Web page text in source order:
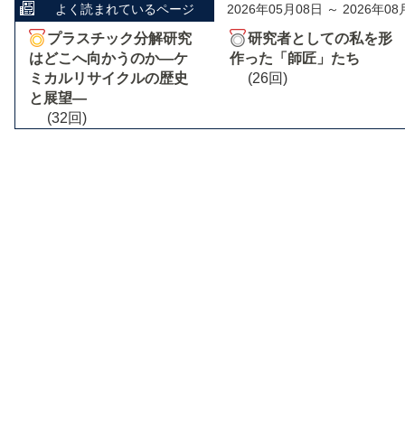
よく読まれているページ 2026年05月08日 ～ 2026年08
プラスチック分解研究
はどこへ向かうのか―ケ
ミカルリサイクルの歴史
と展望―
(32回)
研究者としての私を形
作った「師匠」たち
(26回)